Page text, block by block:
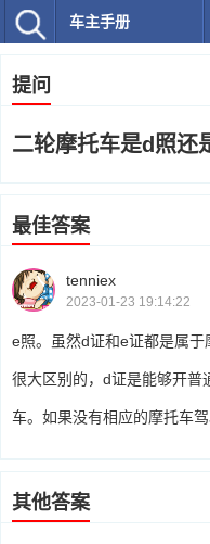
车主手册
提问
二轮摩托车是d照还
最佳答案
tenniex
2023-01-23 19:14:22
e照。虽然d证和e证都是属
很大区别的，d证是能够开普
车。如果没有相应的摩托车
其他答案